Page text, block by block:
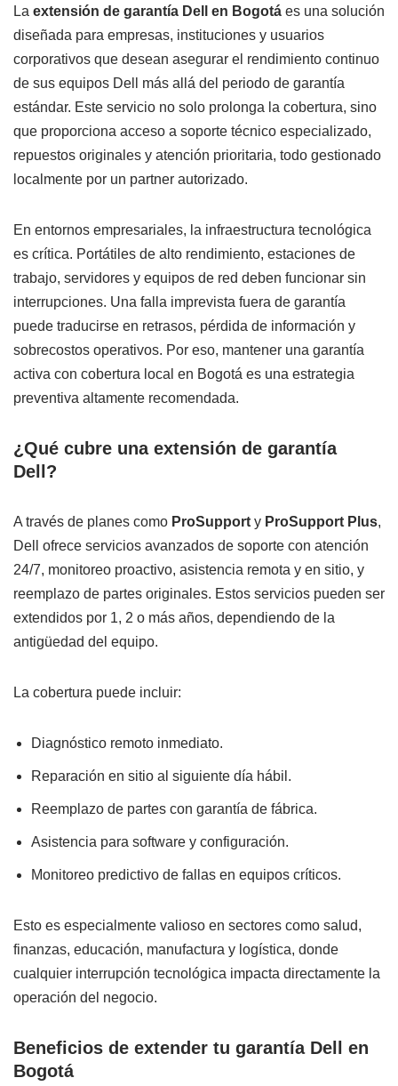
La extensión de garantía Dell en Bogotá es una solución
diseñada para empresas, instituciones y usuarios
corporativos que desean asegurar el rendimiento continuo
de sus equipos Dell más allá del periodo de garantía
estándar. Este servicio no solo prolonga la cobertura, sino
que proporciona acceso a soporte técnico especializado,
repuestos originales y atención prioritaria, todo gestionado
localmente por un partner autorizado.
En entornos empresariales, la infraestructura tecnológica
es crítica. Portátiles de alto rendimiento, estaciones de
trabajo, servidores y equipos de red deben funcionar sin
interrupciones. Una falla imprevista fuera de garantía
puede traducirse en retrasos, pérdida de información y
sobrecostos operativos. Por eso, mantener una garantía
activa con cobertura local en Bogotá es una estrategia
preventiva altamente recomendada.
¿Qué cubre una extensión de garantía
Dell?
A través de planes como ProSupport y ProSupport Plus,
Dell ofrece servicios avanzados de soporte con atención
24/7, monitoreo proactivo, asistencia remota y en sitio, y
reemplazo de partes originales. Estos servicios pueden ser
extendidos por 1, 2 o más años, dependiendo de la
antigüedad del equipo.
La cobertura puede incluir:
Diagnóstico remoto inmediato.
Reparación en sitio al siguiente día hábil.
Reemplazo de partes con garantía de fábrica.
Asistencia para software y configuración.
Monitoreo predictivo de fallas en equipos críticos.
Esto es especialmente valioso en sectores como salud,
finanzas, educación, manufactura y logística, donde
cualquier interrupción tecnológica impacta directamente la
operación del negocio.
Beneficios de extender tu garantía Dell en
Bogotá